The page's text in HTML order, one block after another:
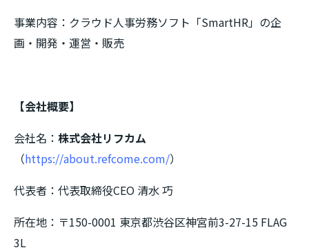
事業内容：クラウド人事労務ソフト「SmartHR」の企
画・開発・運営・販売
【会社概要】
会社名： 株式会社リフカム
（https://about.refcome.com/）
代表者：代表取締役CEO 清水 巧
所在地：〒150-0001 東京都渋谷区神宮前3-27-15 FLAG
3L